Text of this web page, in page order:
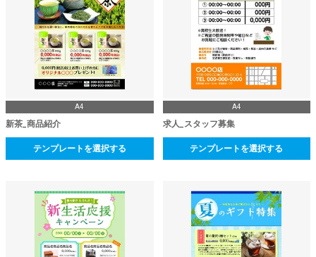
A4
新茶_商品紹介
テンプレートを選択する
A4
求人_スタッフ募集
テンプレートを選択する